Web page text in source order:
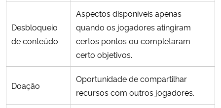
Desbloqueio
de conteúdo
Aspectos disponíveis apenas
quando os jogadores atingiram
certos pontos ou completaram
certo objetivos.
Doação
Oportunidade de compartilhar
recursos com outros jogadores.